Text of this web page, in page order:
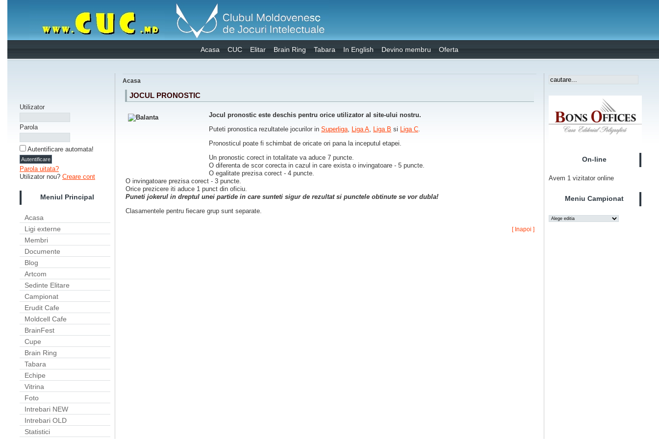
Acasa CUC Elitar Brain Ring Tabara In English Devino membru Oferta
Utilizator
Parola
Autentificare automata!
Parola uitata?
Utilizator nou? Creare cont
Meniul Principal
Acasa
Ligi externe
Membri
Documente
Blog
Artcom
Sedinte Elitare
Campionat
Erudit Cafe
Moldcell Cafe
BrainFest
Cupe
Brain Ring
Tabara
Echipe
Vitrina
Foto
Intrebari NEW
Intrebari OLD
Statistici
Acasa
JOCUL PRONOSTIC
Jocul pronostic este deschis pentru orice utilizator al site-ului nostru.
Puteti pronostica rezultatele jocurilor in Superliga, Liga A, Liga B si Liga C.
Pronosticul poate fi schimbat de oricate ori pana la inceputul etapei.
Un pronostic corect in totalitate va aduce 7 puncte.
O diferenta de scor corecta in cazul in care exista o invingatoare - 5 puncte.
O egalitate prezisa corect - 4 puncte.
O invingatoare prezisa corect - 3 puncte.
Orice prezicere iti aduce 1 punct din oficiu.
Puneti jokerul in dreptul unei partide in care sunteti sigur de rezultat si punctele obtinute se vor dubla!
Clasamentele pentru fiecare grup sunt separate.
[ Inapoi ]
On-line
Avem 1 vizitator online
Meniu Campionat